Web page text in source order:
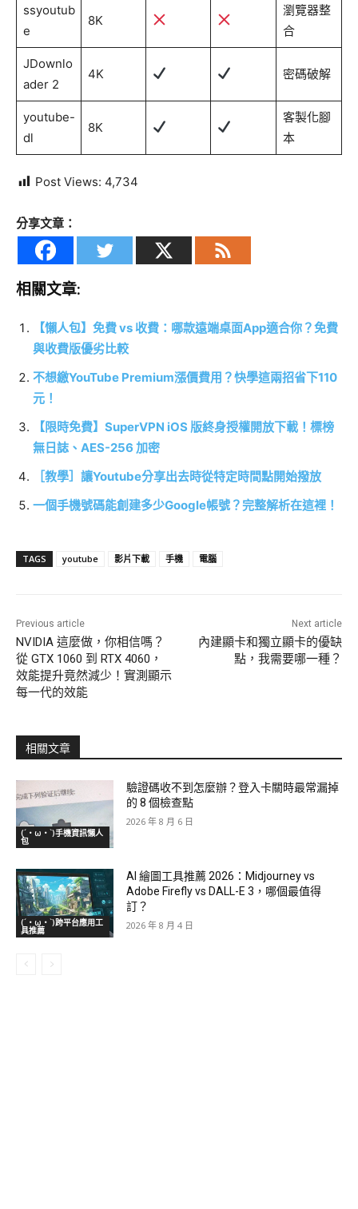
ssyoutub
e
8K
瀏覽器整
合
JDownlo
ader 2
4K 密碼破解
youtube-
dl
8K
客製化腳
本
Post Views: 4,734
分享文章：
相關文章:
【懶人包】免費 vs 收費：哪款遠端桌面App適合你？免費
與收費版優劣比較
不想繳YouTube Premium漲價費用？快學這兩招省下110
元！
【限時免費】SuperVPN iOS 版終身授權開放下載！標榜
無日誌、AES-256 加密
［教學］讓Youtube分享出去時從特定時間點開始撥放
一個手機號碼能創建多少Google帳號？完整解析在這裡！
TAGS youtube 影片下載 手機 電腦
Previous article
NVIDIA 這麼做，你相信嗎？
從 GTX 1060 到 RTX 4060，
效能提升竟然減少！實測顯示
每一代的效能
Next article
內建顯卡和獨立顯卡的優缺
點，我需要哪一種？
相關文章
(´・ω・`)手機資訊懶人
包
驗證碼收不到怎麼辦？登入卡關時最常漏掉
的 8 個檢查點
2026 年 8 月 6 日
(´・ω・`)跨平台應用工
具推薦
AI 繪圖工具推薦 2026：Midjourney vs
Adobe Firefly vs DALL-E 3，哪個最值得
訂？
2026 年 8 月 4 日